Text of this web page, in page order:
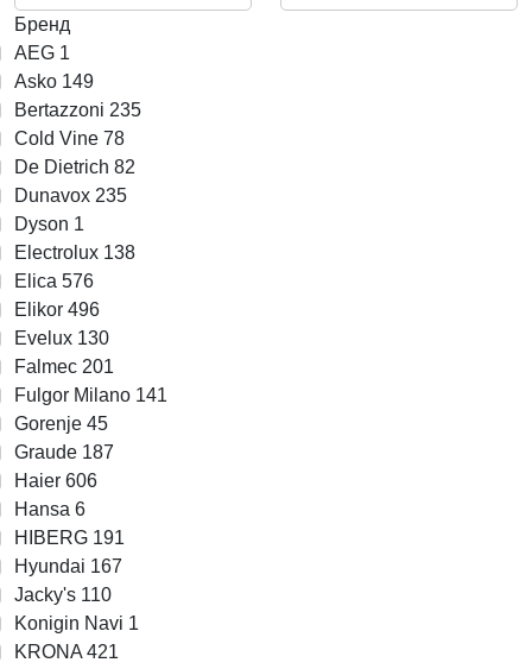
Бренд
AEG 1
Asko 149
Bertazzoni 235
Cold Vine 78
De Dietrich 82
Dunavox 235
Dyson 1
Electrolux 138
Elica 576
Elikor 496
Evelux 130
Falmec 201
Fulgor Milano 141
Gorenje 45
Graude 187
Haier 606
Hansa 6
HIBERG 191
Hyundai 167
Jacky's 110
Konigin Navi 1
KRONA 421